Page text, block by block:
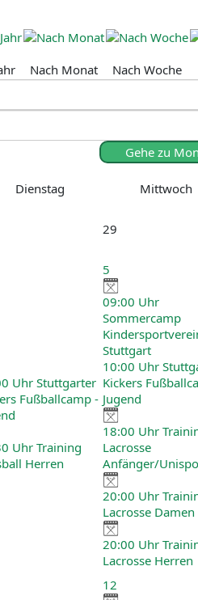
Nach Monat Nach Woche
Gehe zu
Dienstag Mittwoch
29
Uhr Stuttgarter
Fußballcamp -
Uhr Training
Herren
5
09:00 Uhr
Sommercamp
Stuttgart
10:00 Uhr
Kickers
Jugend
18:00 Uhr
Lacrosse
Anfänger/
20:00 Uhr
Lacrosse Damen
20:00 Uhr
Lacrosse Herren
12